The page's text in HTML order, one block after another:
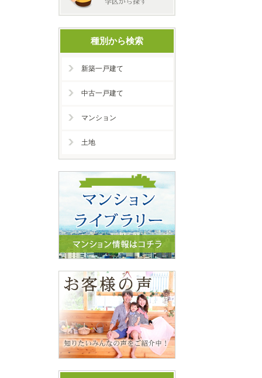
種別から検索
新築一戸建て
中古一戸建て
マンション
土地